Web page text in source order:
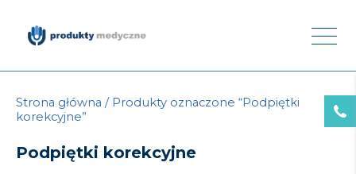
Strona główna / Produkty oznaczone “Podpiętki
korekcyjne”
Podpiętki korekcyjne